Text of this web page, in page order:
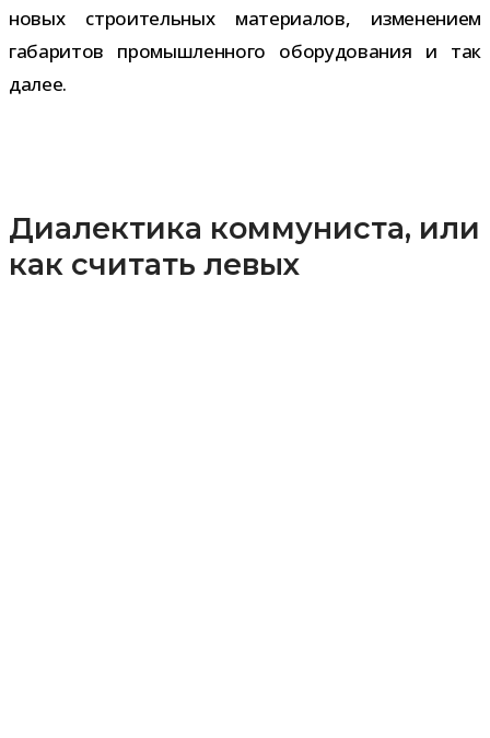
новых стро­и­тель­ных мате­ри­а­лов, изме­не­нием
габа­ри­тов про­мыш­лен­ного обо­ру­до­ва­ния и так
далее.
Диалектика коммуниста, или
как считать левых